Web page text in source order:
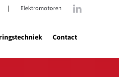
| Elektromotoren
Contact